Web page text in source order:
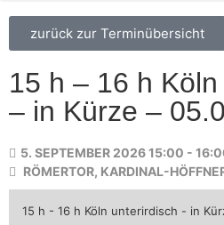
zurück zur Terminübersicht
15 h – 16 h
– in Kürze –
5. SEPTEMBER 2026 15:00 -
RÖMERTOR, KARDINAL-
15 h - 16 h Köln unterirdisch - in